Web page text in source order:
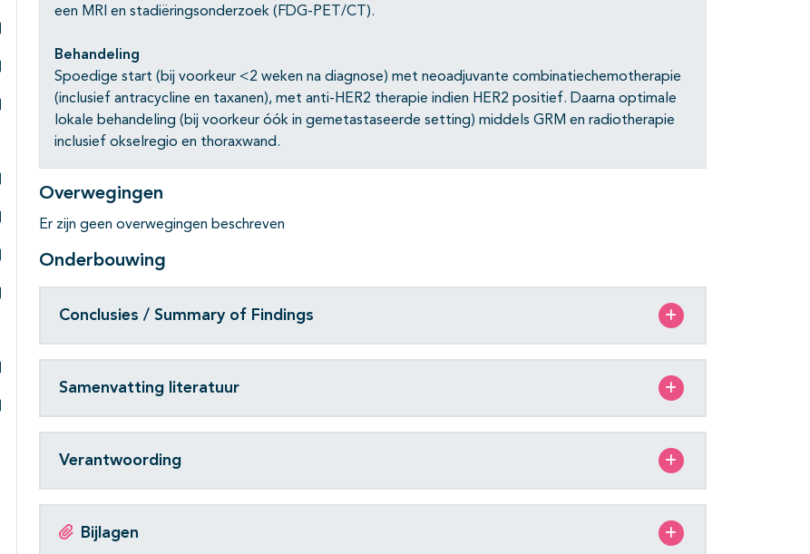
Subpagina's open- en dichtklappen
Subpagina's open- en dichtklappen
Subpagina's open- en dichtklappen
Subpagina's open- en dichtklappen
Subpagina's open- en dichtklappen
Subpagina's open- en dichtklappen
Subpagina's open- en dichtklappen
Subpagina's open- en dichtklappen
een MRI en stadiëringsonderzoek (FDG-PET/CT).
Behandeling
Spoedige start (bij voorkeur <2 weken na diagnose) met neoadjuvante combinatiechemotherapie
(inclusief antracycline en taxanen), met anti-HER2 therapie indien HER2 positief. Daarna optimale
lokale behandeling (bij voorkeur óók in gemetastaseerde setting) middels GRM en radiotherapie
inclusief okselregio en thoraxwand.
Overwegingen
Er zijn geen overwegingen beschreven
Onderbouwing
Conclusies / Summary of Findings
Samenvatting literatuur
Verantwoording
Bijlagen